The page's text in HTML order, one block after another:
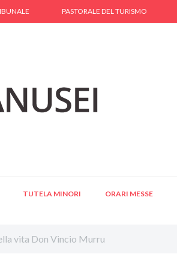
PASTORALE DEL TURISMO
TUTELA MINORI ORARI MESSE
vita Don Vincio Murru